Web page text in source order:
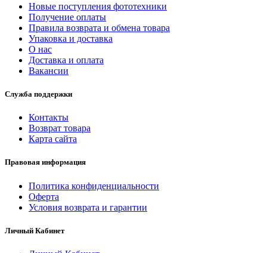
Новые поступления фототехники
Получение оплаты
Правила возврата и обмена товара
Упаковка и доставка
О нас
Доставка и оплата
Вакансии
Служба поддержки
Контакты
Возврат товара
Карта сайта
Правовая информация
Политика конфиденциальности
Оферта
Условия возврата и гарантии
Личный Кабинет